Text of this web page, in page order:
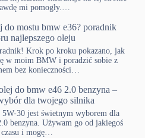
mi pomogły.…
do mostu bmw e36? poradnik
najlepszego oleju
Krok po kroku pokazano, jak
w moim BMW i poradzić sobie z
bez konieczności…
do bmw e46 2.0 benzyna –
dla twojego silnika
30 jest świetnym wyborem dla
benzyna. Używam go od jakiegoś
czasu i mogę…